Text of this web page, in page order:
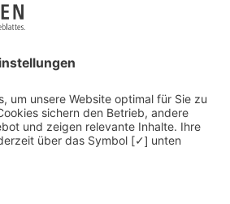
Recruiting-Podcast
Kontakt
Datenschutz
Newsletter